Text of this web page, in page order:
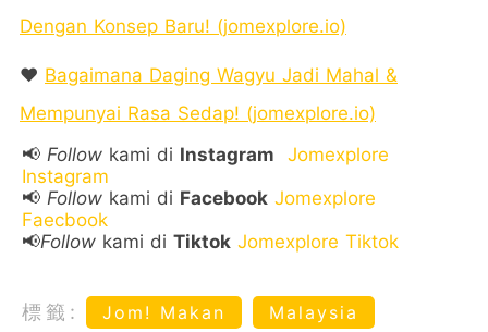
Dengan Konsep Baru! (jomexplore.io)
❤️ Bagaimana Daging Wagyu Jadi Mahal &
Mempunyai Rasa Sedap! (jomexplore.io)
📢 Follow kami di Instagram
Jomexplore
Instagram
📢 Follow kami di Facebook Jomexplore
Faecbook
📢Follow kami di Tiktok Jomexplore Tiktok
標籤: Jom! Makan
Malaysia